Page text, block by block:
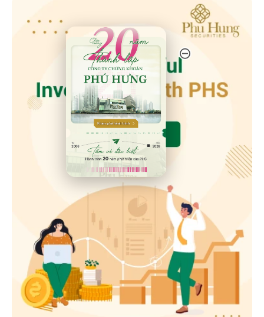
20 Năm Thành Lập - Công Ty Chứng Khoán Phú